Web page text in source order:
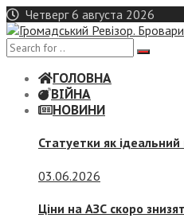
Skip
to
content
Четверг 6 августа 2026
ГОЛОВНА
ВІЙНА
НОВИНИ
Статуетки як
03.06.2026
Ціни на АЗС скоро